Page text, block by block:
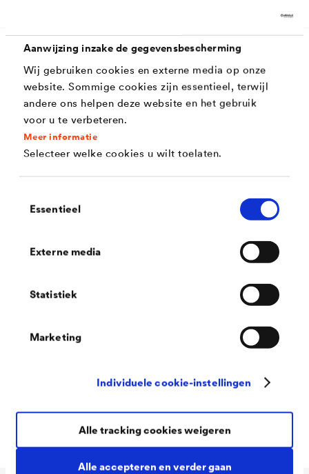
Aanwijzing inzake de gegevensbescherming
Wij gebruiken cookies en externe media op onze
website. Sommige cookies zijn essentieel, terwijl
andere ons helpen deze website en het gebruik
voor u te verbeteren.
Meer informatie
Selecteer welke cookies u wilt toelaten.
Essentieel
Externe media
Statistiek
Marketing
Individuele cookie-instellingen
Alle accepteren en verder gaan
Alle tracking cookies weigeren
Kenmerken
Zeer goede corrosiebescherming voor ijzer en
staal
Directe hechting op diverse ondergronden
Eénpotsysteem (grond - , tussen - en eindlaag)
geleidbaarheid ca. 200 kOhm
High Solid / droge laagdikte tot 90 µm per laag
op DIN EN ISO 12944-5:2018
Hoge oppervlaktehardheid